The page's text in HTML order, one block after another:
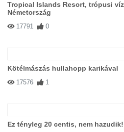
Tropical Islands Resort, trópusi
Németország
17791 0
Kötélmászás hullahopp karikával
17576 1
Ez tényleg 20 centis, nem hazudik!